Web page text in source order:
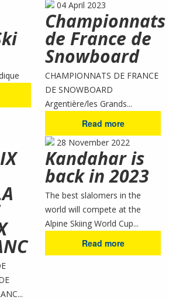
04 April 2023
Championnats
de France de
Snowboard
CHAMPIONNATS DE FRANCE
DE SNOWBOARD
Argentière/les Grands...
Read more
28 November 2022
Kandahar is
back in 2023
The best slalomers in the
world will compete at the
Alpine Skiing World Cup...
Read more